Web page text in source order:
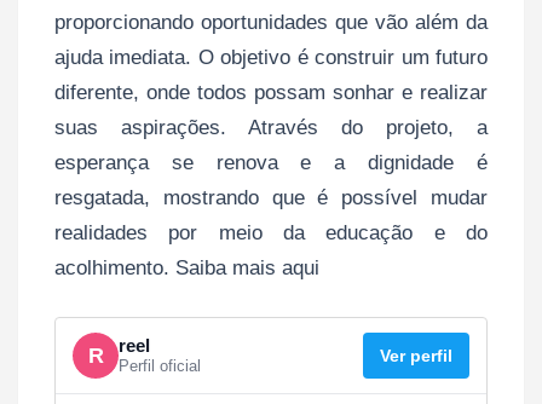
proporcionando oportunidades que vão além da
ajuda imediata. O objetivo é construir um futuro
diferente, onde todos possam sonhar e realizar
suas aspirações. Através do projeto, a
esperança se renova e a dignidade é
resgatada, mostrando que é possível mudar
realidades por meio da educação e do
acolhimento. Saiba mais aqui
R reel
Perfil oficial
Ver perfil